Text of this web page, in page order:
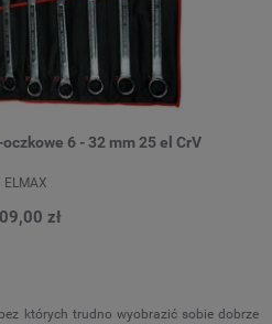
6 - 32 mm 25 el CrV
ELMAX
zł
których trudno wyobrazić sobie dobrze